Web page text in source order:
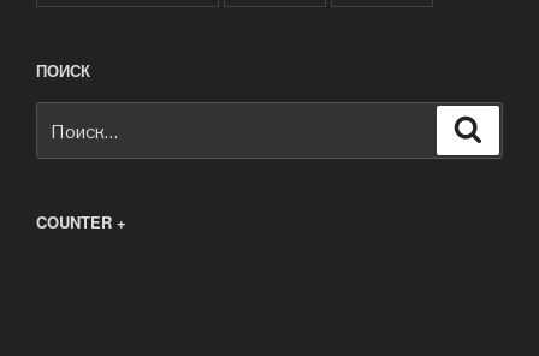
ПОИСК
COUNTER +